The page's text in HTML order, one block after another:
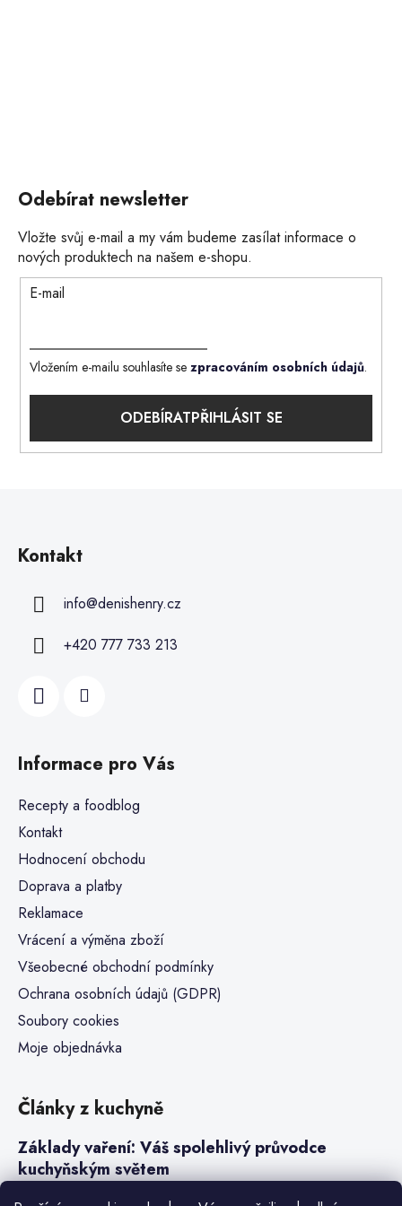
Odebírat newsletter
Vložte svůj e-mail a my vám budeme zasílat informace o
nových produktech na našem e-shopu.
E-mail
Vložením e-mailu souhlasíte se zpracováním osobních údajů.
PŘIHLÁSIT SE
Kontakt
info@denishenry.cz
+420 777 733 213
Informace pro Vás
Recepty a foodblog
Kontakt
Hodnocení obchodu
Doprava a platby
Reklamace
Vrácení a výměna zboží
Všeobecné obchodní podmínky
Ochrana osobních údajů (GDPR)
Soubory cookies
Moje objednávka
Články z kuchyně
Základy vaření: Váš spolehlivý průvodce
kuchyňským světem
Steaky a sous-vide vaření